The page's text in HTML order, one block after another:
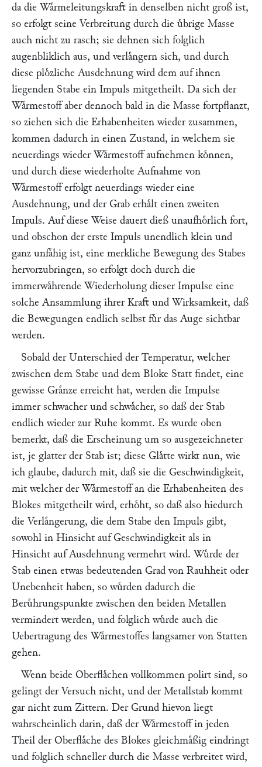
da die Waͤrmeleitungskraft in denselben nicht groß ist,
so erfolgt seine Verbreitung durch die uͤbrige Masse
auch nicht zu rasch; sie dehnen sich folglich
augenbliklich aus, und verlaͤngern sich, und durch
diese ploͤzliche Ausdehnung wird dem auf ihnen
liegenden Stabe ein Impuls mitgetheilt. Da sich der
Waͤrmestoff aber dennoch bald in die Masse fortpflanzt,
so ziehen sich die Erhabenheiten wieder zusammen,
kommen dadurch in einen Zustand, in welchem sie
neuerdings wieder Waͤrmestoff aufnehmen koͤnnen,
und durch diese wiederholte Aufnahme von
Waͤrmestoff erfolgt neuerdings wieder eine
Ausdehnung, und der Grab erhaͤlt einen zweiten
Impuls. Auf diese Weise dauert dieß unaufhoͤrlich fort,
und obschon der erste Impuls unendlich klein und
ganz unfaͤhig ist, eine merkliche Bewegung des Stabes
hervorzubringen, so erfolgt doch durch die
immerwaͤhrende Wiederholung dieser Impulse eine
solche Ansammlung ihrer Kraft und Wirksamkeit, daß
die Bewegungen endlich selbst fuͤr das Auge sichtbar
werden.
Sobald der Unterschied der Temperatur, welcher
zwischen dem Stabe und dem Bloke Statt findet, eine
gewisse Graͤnze erreicht hat, werden die Impulse
immer schwacher und schwaͤcher, so daß der Stab
endlich wieder zur Ruhe kommt. Es wurde oben
bemerkt, daß die Erscheinung um so ausgezeichneter
ist, je glatter der Stab ist; diese Glaͤtte wirkt nun, wie
ich glaube, dadurch mit, daß sie die Geschwindigkeit,
mit welcher der Waͤrmestoff an die Erhabenheiten des
Blokes mitgetheilt wird, erhoͤht, so daß also hiedurch
die Verlaͤngerung, die dem Stabe den Impuls gibt,
sowohl in Hinsicht auf Geschwindigkeit als in
Hinsicht auf Ausdehnung vermehrt wird. Wuͤrde der
Stab einen etwas bedeutenden Grad von Rauhheit oder
Unebenheit haben, so wuͤrden dadurch die
Beruͤhrungspunkte zwischen den beiden Metallen
vermindert werden, und folglich wuͤrde auch die
Uebertragung des Waͤrmestoffes langsamer von Statten
gehen.
Wenn beide Oberflaͤchen vollkommen polirt sind, so
gelingt der Versuch nicht, und der Metallstab kommt
gar nicht zum Zittern. Der Grund hievon liegt
wahrscheinlich darin, daß der Waͤrmestoff in jeden
Theil der Oberflaͤche des Blokes gleichmaͤßig eindringt
und folglich schneller durch die Masse verbreitet wird,